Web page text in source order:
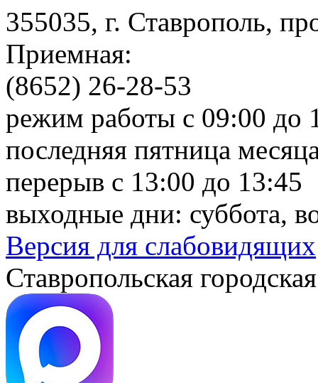
355035, г. Ставрополь,
Приемная:
(8652) 26-28-53
режим работы с 09:00 до
последняя пятница
перерыв с 13:00 до 13:45
выходные дни: суббота,
Версия для слабовидящих
Ставропольская